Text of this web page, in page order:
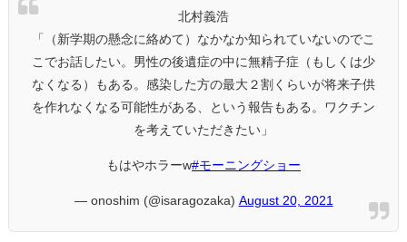
北村義浩
「（新学期の懸念に絡めて）なかなか知られていないのでこ
こでお話したい。男性の後遺症の中に無精子症（もしくは少
なくなる）もある。感染した方の最大２割くらいが将来子供
を作れなくなる可能性がある、という報告もある。ワクチン
を考えていただきたい」
もはやホラーw#モーニングショー
— onoshim (@isaragozaka) August 20, 2021